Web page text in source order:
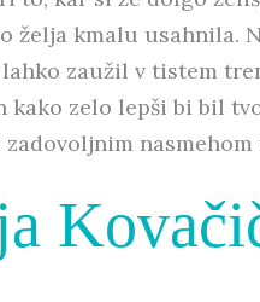
želja kmalu usahnila.
zaužil v tistem
kako zelo lepši bi bil
zadovoljnim nasmehom